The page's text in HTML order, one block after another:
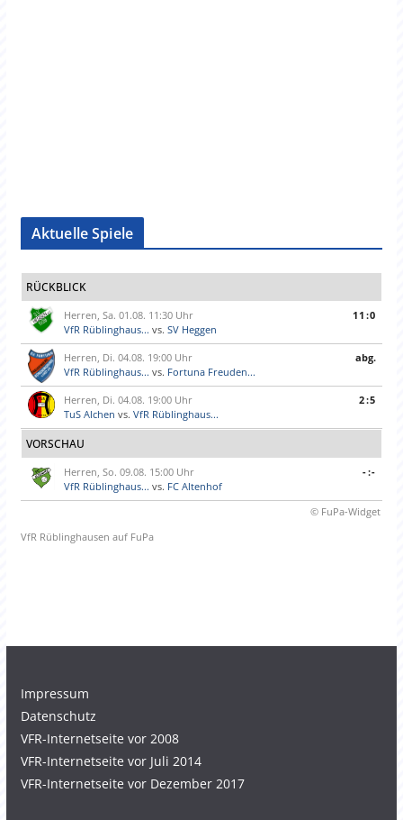
Aktuelle Spiele
RÜCKBLICK
Herren, Sa. 01.08. 11:30 Uhr
VfR Rüblinghaus... vs. SV Heggen
11:0
Herren, Di. 04.08. 19:00 Uhr
VfR Rüblinghaus... vs. Fortuna Freuden...
abg.
Herren, Di. 04.08. 19:00 Uhr
TuS Alchen vs. VfR Rüblinghaus...
2:5
VORSCHAU
Herren, So. 09.08. 15:00 Uhr
VfR Rüblinghaus... vs. FC Altenhof
-:-
© FuPa-Widget
VfR Rüblinghausen auf FuPa
Impressum
Datenschutz
VFR-Internetseite vor 2008
VFR-Internetseite vor Juli 2014
VFR-Internetseite vor Dezember 2017